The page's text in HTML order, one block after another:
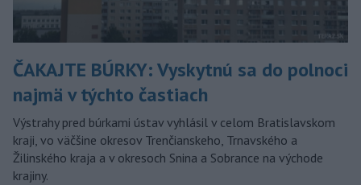
ČAKAJTE BÚRKY: Vyskytnú sa do polnoci
najmä v týchto častiach
Výstrahy pred búrkami ústav vyhlásil v celom Bratislavskom
kraji, vo väčšine okresov Trenčianskeho, Trnavského a
Žilinského kraja a v okresoch Snina a Sobrance na východe
krajiny.